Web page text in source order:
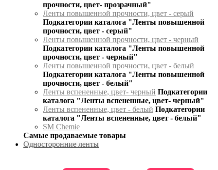
прочности, цвет- прозрачный"
Ленты повышенной прочности, цвет - серый
Подкатегории каталога "Ленты повышенной
прочности, цвет - серый"
Ленты повышенной прочности, цвет - черный
Подкатегории каталога "Ленты повышенной
прочности, цвет - черный"
Ленты повышенной прочности, цвет - белый
Подкатегории каталога "Ленты повышенной
прочности, цвет - белый"
Ленты вспененные, цвет- черный Подкатегории
каталога "Ленты вспененные, цвет- черный"
Ленты вспененные, цвет - белый Подкатегории
каталога "Ленты вспененные, цвет - белый"
SM Chemie
Самые продаваемые товары
Односторонние ленты